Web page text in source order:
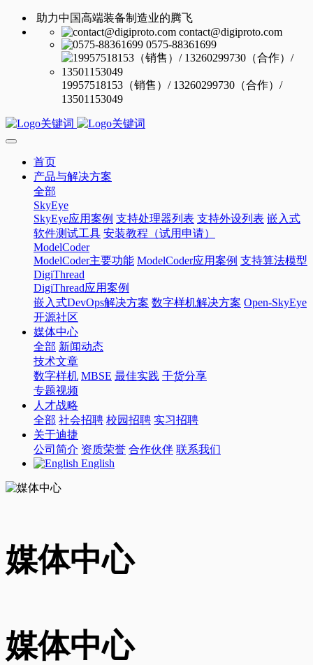
助力中国高端装备制造业的腾飞
contact@digiproto.com
0575-88361699
19957518153（销售）/ 13260299730（合作）/
13501153049
首页
产品与解决方案
全部
SkyEye
SkyEye应用案例 支持处理器列表 支持外设列表 嵌入式
软件测试工具 安装教程（试用申请）
ModelCoder
ModelCoder主要功能 ModelCoder应用案例 支持算法模型
DigiThread
DigiThread应用案例
嵌入式DevOps解决方案 数字样机解决方案 Open-SkyEye
开源社区
媒体中心
全部 新闻动态
技术文章
数字样机 MBSE 最佳实践 干货分享
专题视频
人才战略
全部 社会招聘 校园招聘 实习招聘
关于迪捷
公司简介 资质荣誉 合作伙伴 联系我们
English
媒体中心
媒体中心